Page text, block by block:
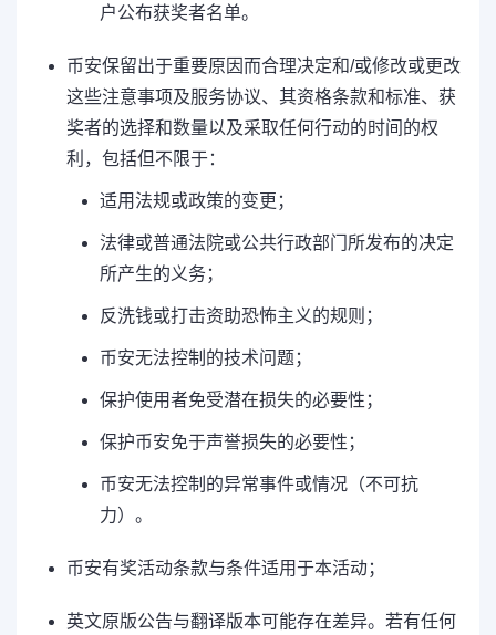
户公布获奖者名单。
币安保留出于重要原因而合理决定和/或修改或更改
这些注意事项及服务协议、其资格条款和标准、获
奖者的选择和数量以及采取任何行动的时间的权
利，包括但不限于：
适用法规或政策的变更；
法律或普通法院或公共行政部门所发布的决定
所产生的义务；
反洗钱或打击资助恐怖主义的规则；
币安无法控制的技术问题；
保护使用者免受潜在损失的必要性；
保护币安免于声誉损失的必要性；
币安无法控制的异常事件或情况（不可抗
力）。
币安有奖活动条款与条件适用于本活动；
英文原版公告与翻译版本可能存在差异。若有任何